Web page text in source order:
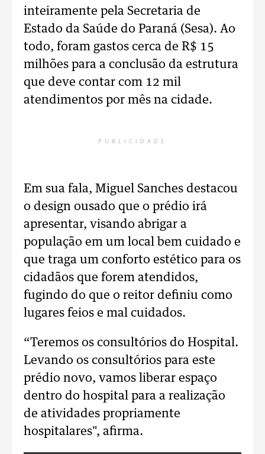
inteiramente pela Secretaria de
Estado da Saúde do Paraná (Sesa). Ao
todo, foram gastos cerca de R$ 15
milhões para a conclusão da estrutura
que deve contar com 12 mil
atendimentos por mês na cidade.
PUBLICIDADE
Em sua fala, Miguel Sanches destacou
o design ousado que o prédio irá
apresentar, visando abrigar a
população em um local bem cuidado e
que traga um conforto estético para os
cidadãos que forem atendidos,
fugindo do que o reitor definiu como
lugares feios e mal cuidados.
“Teremos os consultórios do Hospital.
Levando os consultórios para este
prédio novo, vamos liberar espaço
dentro do hospital para a realização
de atividades propriamente
hospitalares", afirma.